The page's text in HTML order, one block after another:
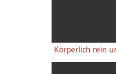
Körperlich rein